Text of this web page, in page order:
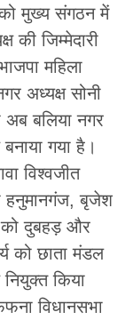
को मुख्य संगठन में
की जिम्मेदारी
महिला
अध्यक्ष सोनी
अब बलिया नगर
गया है।
विश्वजीत
हनुमानगंज, बृजेश
दुबहड़ और
को छाता मंडल
नियुक्त किया
विधानसभा